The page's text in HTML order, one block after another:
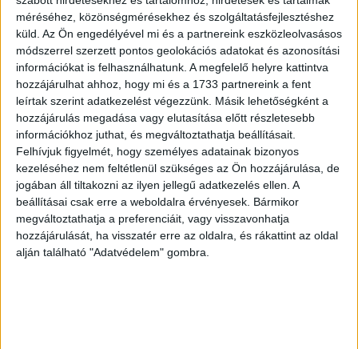
méréséhez, közönségmérésekhez és szolgáltatásfejlesztéshez
küld. Az Ön engedélyével mi és a partnereink eszközleolvasásos
módszerrel szerzett pontos geolokációs adatokat és azonosítási
információkat is felhasználhatunk. A megfelelő helyre kattintva
hozzájárulhat ahhoz, hogy mi és a 1733 partnereink a fent
leírtak szerint adatkezelést végezzünk. Másik lehetőségként a
hozzájárulás megadása vagy elutasítása előtt részletesebb
információkhoz juthat, és megváltoztathatja beállításait.
Felhívjuk figyelmét, hogy személyes adatainak bizonyos
kezeléséhez nem feltétlenül szükséges az Ön hozzájárulása, de
jogában áll tiltakozni az ilyen jellegű adatkezelés ellen. A
beállításai csak erre a weboldalra érvényesek. Bármikor
megváltoztathatja a preferenciáit, vagy visszavonhatja
hozzájárulását, ha visszatér erre az oldalra, és rákattint az oldal
alján található "Adatvédelem" gombra.
További kedvezményt biztosít a Telenor: most elengedi a
hálózati díj 30%-át. A három- vagy ötéves hűséggel
elérhető fizetési megoldásban szintén előnyös a
vásárlások ellenértékének 24 órán belüli jóváírása, illetve,
hogy nincsen elvárt havi pénzforgalmi minimum a
szolgáltatás igénybevételéhez.
A Telenor által biztosított extra kedvezménnyel tehát a
mobiltársaságon keresztül megrendelt Fizetési Pont
szolgáltatáscsomag összességében kedvezőbb, mintha
közvetlenül egy pénzügyi szolgáltatóhoz fordulna egy
vállalkozás.